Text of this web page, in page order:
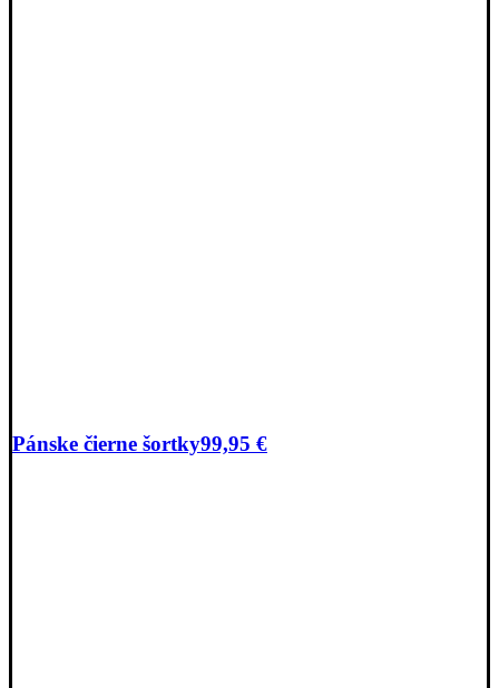
Pánske čierne šortky99,95 €